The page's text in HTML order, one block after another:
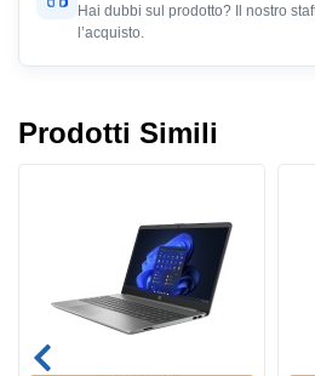
Hai dubbi sul prodotto? Il nostro
l’acquisto.
Prodotti Simili